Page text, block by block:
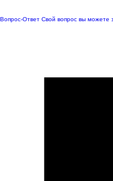
Вопрос-Ответ Свой вопрос вы можете